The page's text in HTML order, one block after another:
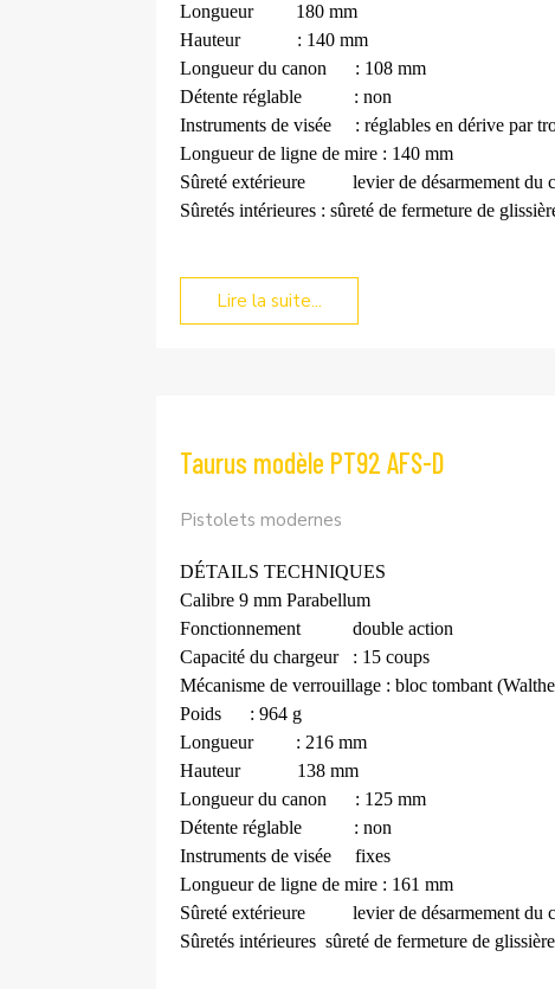
Longueur
180 mm
Hauteur
: 140 mm
Longueur du canon
: 108 mm
Détente réglable
: non
Instruments de visée
: réglables en dérive par
Longueur de ligne de mire : 140 mm
Sûreté extérieure
levier de désarmement du
Sûretés intérieures : sûreté de fermeture de
Lire la suite...
Taurus modèle PT92 AFS-D
Pistolets modernes
DÉTAILS TECHNIQUES
Calibre 9 mm Parabellum
Fonctionnement
double action
Capacité du chargeur
: 15 coups
Mécanisme de verrouillage : bloc tombant
Poids
: 964 g
Longueur
: 216 mm
Hauteur
138 mm
Longueur du canon
: 125 mm
Détente réglable
: non
Instruments de visée
fixes
Longueur de ligne de mire : 161 mm
Sûreté extérieure
levier de désarmement du
Sûretés intérieures sûreté de fermeture de